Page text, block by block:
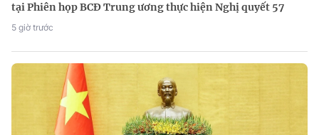
tại Phiên họp BCĐ Trung ương thực hiện Nghị quyết 57
5 giờ trước